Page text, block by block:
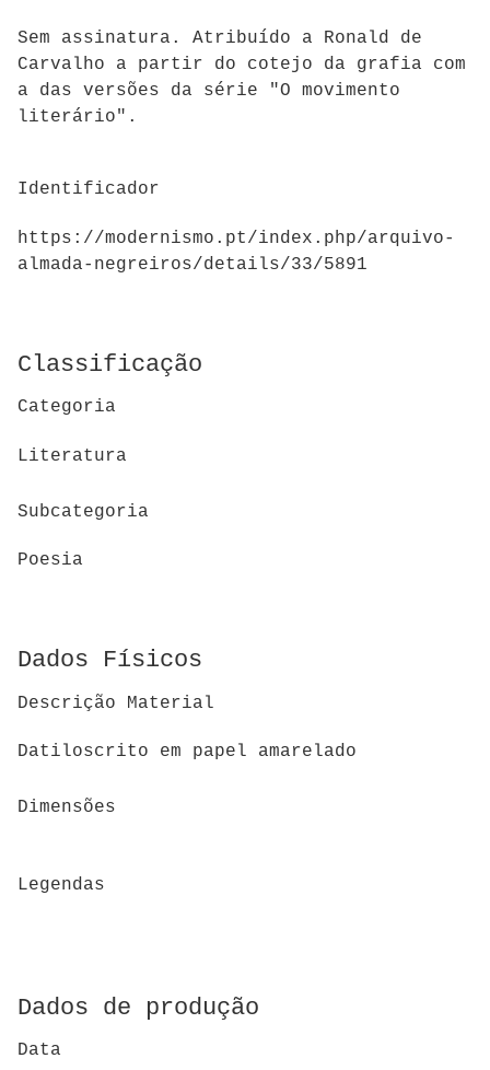
Sem assinatura. Atribuído a Ronald de
Carvalho a partir do cotejo da grafia com
a das versões da série "O movimento
literário".
Identificador
https://modernismo.pt/index.php/arquivo-
almada-negreiros/details/33/5891
Classificação
Categoria
Literatura
Subcategoria
Poesia
Dados Físicos
Descrição Material
Datiloscrito em papel amarelado
Dimensões
Legendas
Dados de produção
Data